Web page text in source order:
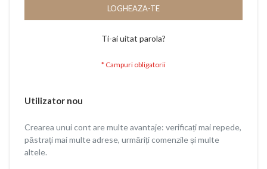
LOGHEAZA-TE
Ti-ai uitat parola?
Utilizator nou
Crearea unui cont are multe avantaje: verificați mai repede,
păstrați mai multe adrese, urmăriți comenzile și multe
altele.